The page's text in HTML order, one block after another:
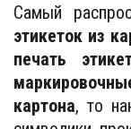
Самый
этикеток из
печать
картона, то